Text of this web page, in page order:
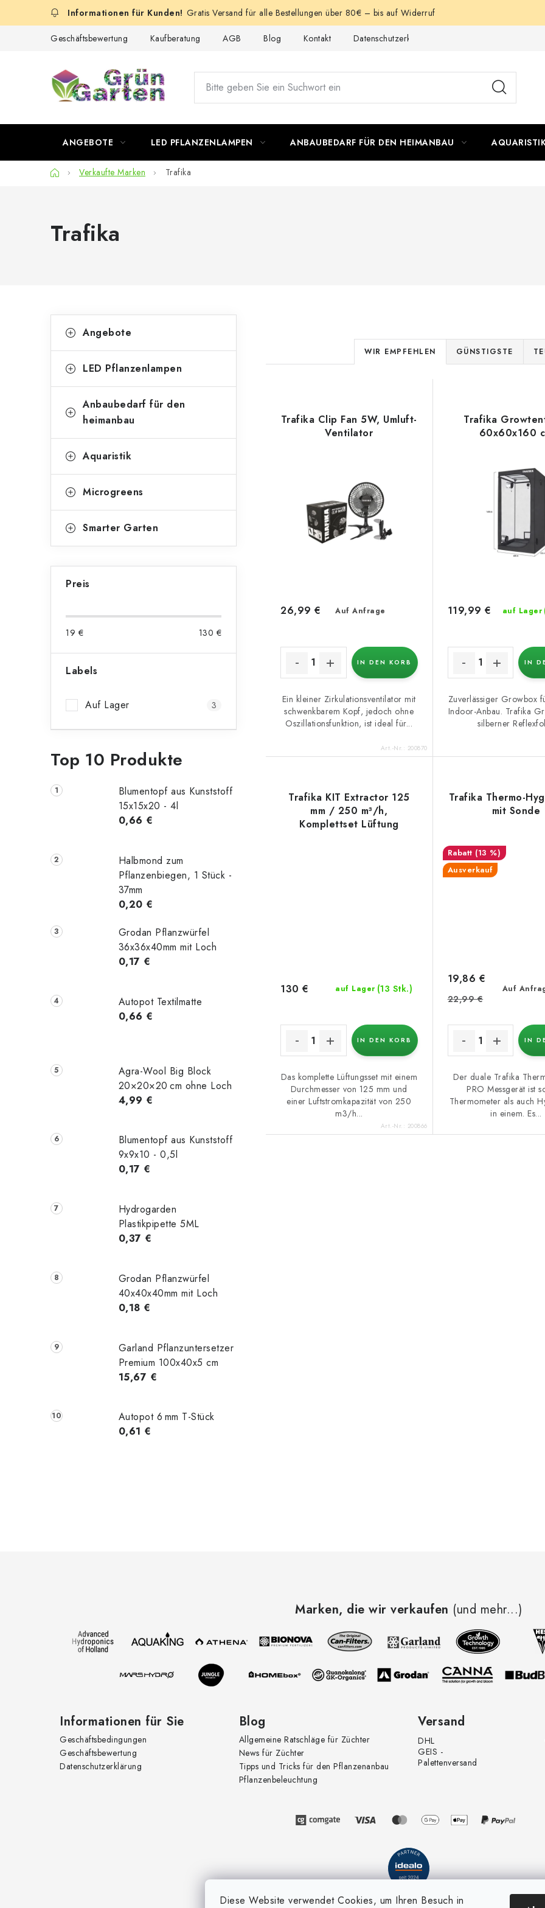
Diese Website verwendet Cookies, um Ihren Besuch in
Gratis Versand für alle Bestellungen über 80€ – bis auf Widerruf
Geschäftsbewertung Kaufberatung AGB Blog Kontakt Datenschutzerklärung
ANGEBOTE LED PFLANZENLAMPEN ANBAUBEDARF FÜR DEN HEIMANBAU
StartseiteVerkaufte Marken Trafika
Trafika
e
t
n
i
überspringen
a
e
r
n
Angebote
LED Pflanzenlampen
Anbaubedarf für den
heimanbau
Aquaristik
Microgreens
Smarter Garten
Preis
19 € 130 €
Labels
Auf Lager 3
Top 10 Produkte
Blumentopf aus Kunststoff
15x15x20 - 4l
0,66 €
Halbmond zum
Pflanzenbiegen, 1 Stück -
37mm
0,20 €
Grodan Pflanzwürfel
36x36x40mm mit Loch
0,17 €
Autopot Textilmatte
0,66 €
Agra-Wool Big Block
20×20×20 cm ohne Loch
4,99 €
Blumentopf aus Kunststoff
9x9x10 - 0,5l
0,17 €
Hydrogarden
Plastikpipette 5ML
0,37 €
Grodan Pflanzwürfel
40x40x40mm mit Loch
0,18 €
Garland Pflanzuntersetzer
Premium 100x40x5 cm
15,67 €
Autopot 6 mm T-Stück
0,61 €
P
r
d
u
t
s
o
i
r
u
n
g
WIR EMPFEHLEN GÜNSTIGSTE
Trafika Clip Fan 5W, Umluft-
Ventilator
Auf Anfrage
26,99 €
IN DEN KORB
Ein kleiner Zirkulationsventilator mit
schwenkbarem Kopf, jedoch ohne
Oszillationsfunktion, ist ideal für...
Art.-Nr.: 200870
Trafika
60x60x160
auf Lager
119,99 €
IN
Zuverlässiger Growbox
Indoor-Anbau. Trafika
silberner
Trafika KIT Extractor 125
mm / 250 m³/h,
Komplettset Lüftung
auf Lager (13 Stk.)
130 €
IN DEN KORB
Das komplette Lüftungsset mit einem
Durchmesser von 125 mm und
einer Luftstromkapazität von 250
m3/h...
Art.-Nr.: 200866
Trafika Thermo-
mit Sonde
(13 %)
Ausverkauf
Auf
19,86 €
22,99 €
IN
Der duale Trafika
PRO Messgerät ist
Thermometer als auch
in einem. Es...
Marken, die wir verkaufen (und mehr...)
Informationen für Sie
Geschäftsbedingungen
Geschäftsbewertung
Datenschutzerklärung
Blog
Allgemeine Ratschläge für Züchter
News für Züchter
Tipps und Tricks für den Pflanzenanbau
Pflanzenbeleuchtung
Versand
DHL
GEIS -
Palettenversand